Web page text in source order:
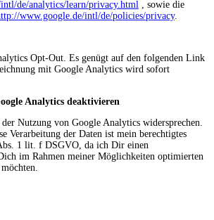
de/analytics/learn/privacy.html , sowie die
www.google.de/intl/de/policies/privacy.
Opt-Out. Es genügt auf den folgenden Link
mit Google Analytics wird sofort
Analytics deaktivieren
Nutzung von Google Analytics widersprechen.
Verarbeitung der Daten ist mein berechtigtes
1 lit. f DSGVO, da ich Dir einen
im Rahmen meiner Möglichkeiten optimierten